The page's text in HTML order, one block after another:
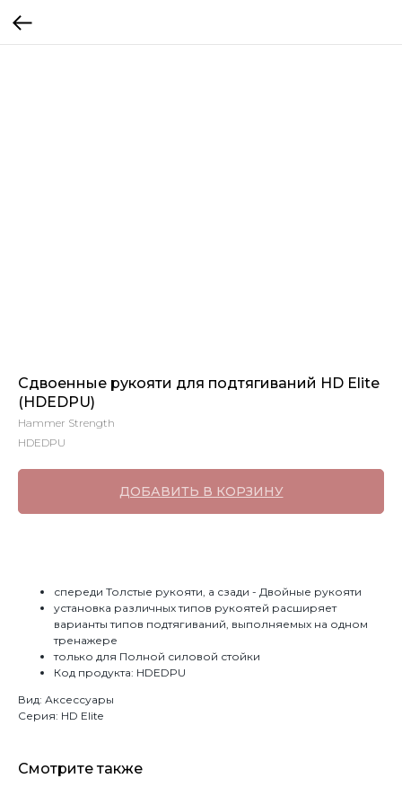
Сдвоенные рукояти для подтягиваний HD Elite
(HDEDPU)
Hammer Strength
HDEDPU
ДОБАВИТЬ В КОРЗИНУ
спереди Толстые рукояти, а сзади - Двойные рукояти
установка различных типов рукоятей расширяет
варианты типов подтягиваний, выполняемых на одном
тренажере
только для Полной силовой стойки
Код продукта: HDEDPU
Вид: Аксессуары
Серия: HD Elite
Смотрите также